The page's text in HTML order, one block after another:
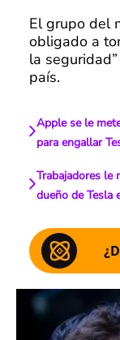
El grupo del
obligado a
la
país.
Apple se le
para engallar
Trabajadores le
dueño de Tesla